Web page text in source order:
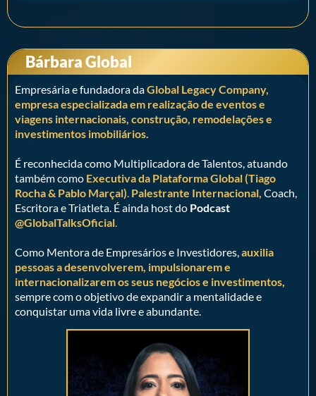
Bárbara Global
Empresária e fundadora daGlobal Legacy Company,
empresa especializada em realização de eventos e
viagens internacionais, construção, remodelações e
investimentos imobiliários.
É reconhecida como Multiplicadora de Talentos, atuando
também como Executiva da Plataforma Global (Tiago
Rocha & Pablo Marçal). Palestrante Internacional, Coach,
Escritora e Triatleta. É ainda host do Podcast
@GlobalTalksOficial.
Como Mentora de Empresários e Investidores,auxilia
pessoas a desenvolverem, impulsionarem e
internacionalizarem os seus negócios e investimentos,
sempre com o objetivo de expandir a mentalidade e
conquistar uma vida livre e abundante.